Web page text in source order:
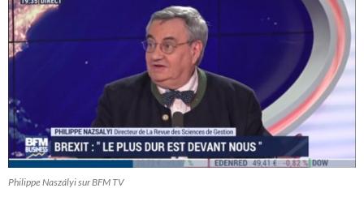
Philippe Naszályi sur BFM TV